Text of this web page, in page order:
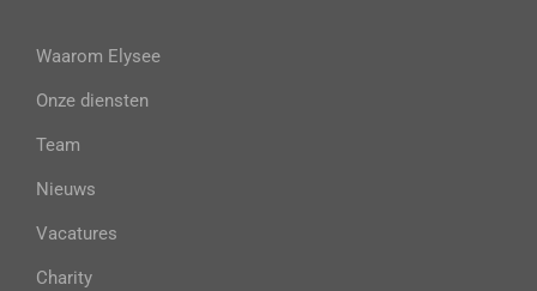
Waarom Elysee
Onze diensten
Team
Nieuws
Vacatures
Charity